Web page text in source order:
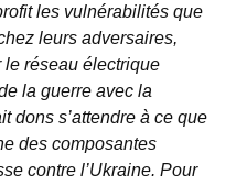
les vulnérabilités que
leurs adversaires,
le réseau électrique
la guerre avec la
dons s’attendre à ce que
des composantes
contre l’Ukraine. Pour